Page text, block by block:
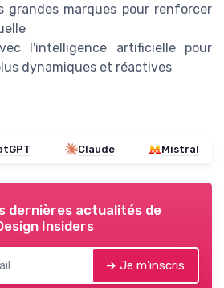
grandes marques pour renforcer
l'intelligence artificielle pour
dynamiques et réactives
Claude Mistral
dernières actualités de
Insiders
➔ Je m'inscris